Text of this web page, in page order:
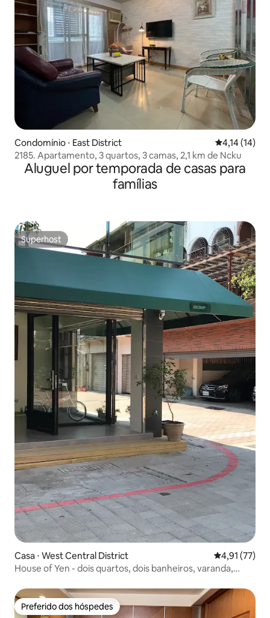
Condomínio ⋅ East District 4,14 de uma
4,14 (14)
2185. Apartamento, 3 quartos, 3 camas, 2,1 km de Ncku
Aluguel por temporada de casas para
famílias
Superhost
Superhost
Casa ⋅ West Central District 4,91 de uma
4,91 (77)
House of Yen - dois quartos, dois banheiros, varanda,
café aromático e chá de alta montanha
Preferido dos hóspedes
Preferido dos hóspedes